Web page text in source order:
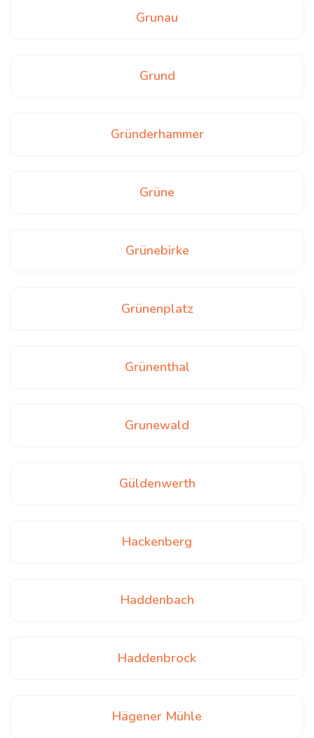
Grunau
Grund
Gründerhammer
Grüne
Grünebirke
Grünenplatz
Grünenthal
Grunewald
Güldenwerth
Hackenberg
Haddenbach
Haddenbrock
Hägener Mühle